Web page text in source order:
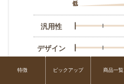
汎用性
デザイン
レア感
特徴 ピックアップ 商品一覧